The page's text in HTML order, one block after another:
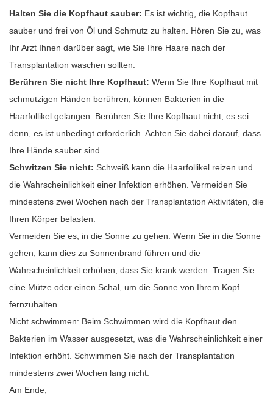
Halten Sie die Kopfhaut sauber: Es ist wichtig, die Kopfhaut
sauber und frei von Öl und Schmutz zu halten. Hören Sie zu, was
Ihr Arzt Ihnen darüber sagt, wie Sie Ihre Haare nach der
Transplantation waschen sollten.
Berühren Sie nicht Ihre Kopfhaut: Wenn Sie Ihre Kopfhaut mit
schmutzigen Händen berühren, können Bakterien in die
Haarfollikel gelangen. Berühren Sie Ihre Kopfhaut nicht, es sei
denn, es ist unbedingt erforderlich. Achten Sie dabei darauf, dass
Ihre Hände sauber sind.
Schwitzen Sie nicht: Schweiß kann die Haarfollikel reizen und
die Wahrscheinlichkeit einer Infektion erhöhen. Vermeiden Sie
mindestens zwei Wochen nach der Transplantation Aktivitäten, die
Ihren Körper belasten.
Vermeiden Sie es, in die Sonne zu gehen. Wenn Sie in die Sonne
gehen, kann dies zu Sonnenbrand führen und die
Wahrscheinlichkeit erhöhen, dass Sie krank werden. Tragen Sie
eine Mütze oder einen Schal, um die Sonne von Ihrem Kopf
fernzuhalten.
Nicht schwimmen: Beim Schwimmen wird die Kopfhaut den
Bakterien im Wasser ausgesetzt, was die Wahrscheinlichkeit einer
Infektion erhöht. Schwimmen Sie nach der Transplantation
mindestens zwei Wochen lang nicht.
Am Ende,